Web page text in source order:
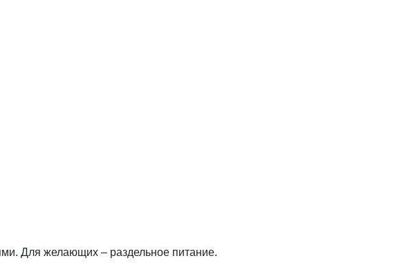
Для желающих – раздельное питание.